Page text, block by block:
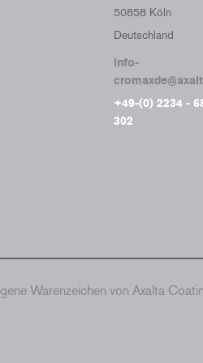
50858 Köln
Deutschland
info-
+49-(0) 2234 -
302
Warenzeichen von Axalta